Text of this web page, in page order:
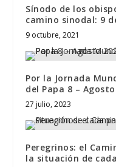
Sínodo de los
camino sinodal: 9
9 octubre, 2021
Por la Jornada
del Papa 8 – Agosto
27 julio, 2023
Peregrinos: el
la situación de